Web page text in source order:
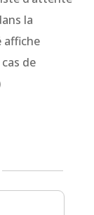
la
affiche
de